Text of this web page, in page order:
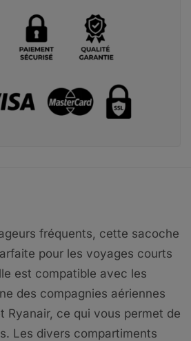
fréquents, cette sacoche
pour les voyages courts
est compatible avec les
des compagnies aériennes
Ryanair, ce qui vous permet de
Les divers compartiments